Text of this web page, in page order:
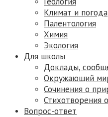
Климат и погода
Палентология
Химия
Экология
Для школы
Доклады,
Окружающий
Сочинения о
Стихотворения
Вопрос-ответ